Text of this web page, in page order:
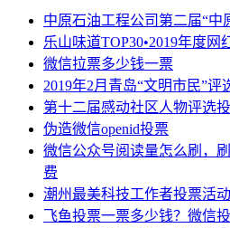
中原石油工程公司第二届“中
乐山味道TOP30•2019年度网
微信拉票多少钱一票
2019年2月青岛“文明市民”评
第十二届感动社区人物评选
伪造微信openid投票
微信公众号阅读量怎么刷，
费
潮州最美科技工作者投票活动
飞鱼投票一票多少钱？微信